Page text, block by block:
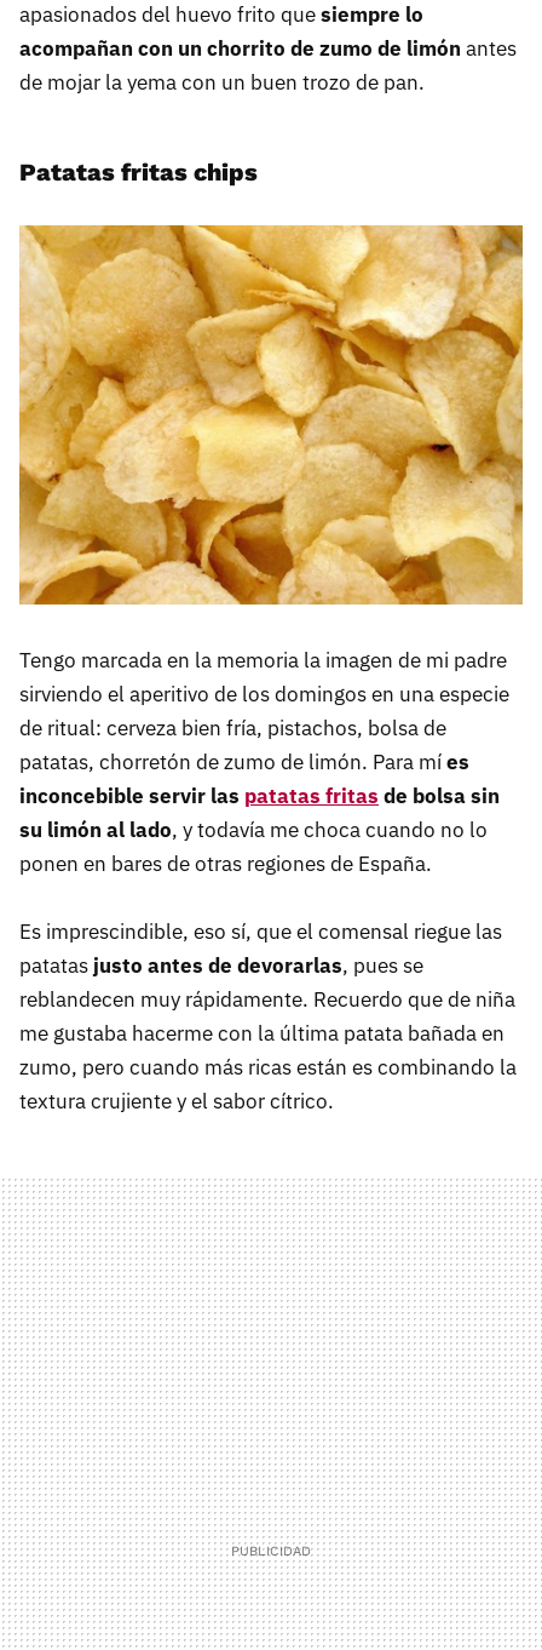
apasionados del huevo frito quesiempre lo
acompañan con un chorrito de zumo de limón antes
de mojar la yema con un buen trozo de pan.
Patatas fritas chips
Tengo marcada en la memoria la imagen de mi padre
sirviendo el aperitivo de los domingos en una especie
de ritual: cerveza bien fría, pistachos, bolsa de
patatas, chorretón de zumo de limón. Para míes
inconcebible servir las patatas fritas de bolsa sin
su limón al lado, y todavía me choca cuando no lo
ponen en bares de otras regiones de España.
Es imprescindible, eso sí, que el comensal riegue las
patatas justo antes de devorarlas, pues se
reblandecen muy rápidamente. Recuerdo que de niña
me gustaba hacerme con la última patata bañada en
zumo, pero cuando más ricas están es combinando la
textura crujiente y el sabor cítrico.